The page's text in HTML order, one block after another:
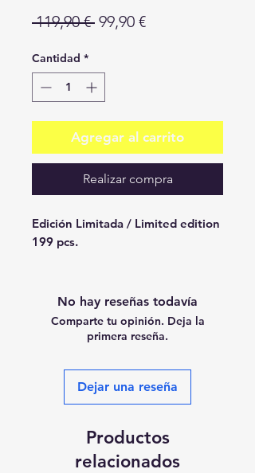
119,90 € Precio
99,90 €Precio
Cantidad *
Agregar al carrito
Realizar compra
Edición Limitada / Limited edition
199 pcs.
No hay reseñas todavía
Comparte tu opinión. Deja la
primera reseña.
Dejar una reseña
Productos
relacionados